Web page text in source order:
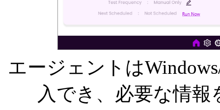
エージェントは
入でき、必要な情